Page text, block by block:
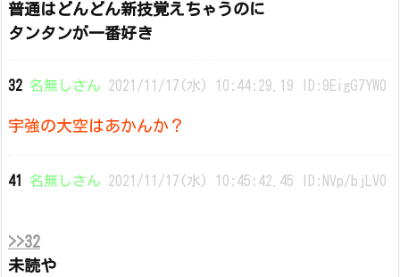
普通はどんどん新技覚えちゃうのに
タンタンが一番好き
32 名無しさん 2021/11/17(水) 10:44:29.19 ID:9EigG7YW0
宇強の大空はあかんか？
41 名無しさん 2021/11/17(水) 10:45:42.45 ID:NVp/bjLV0
>>32
未読や